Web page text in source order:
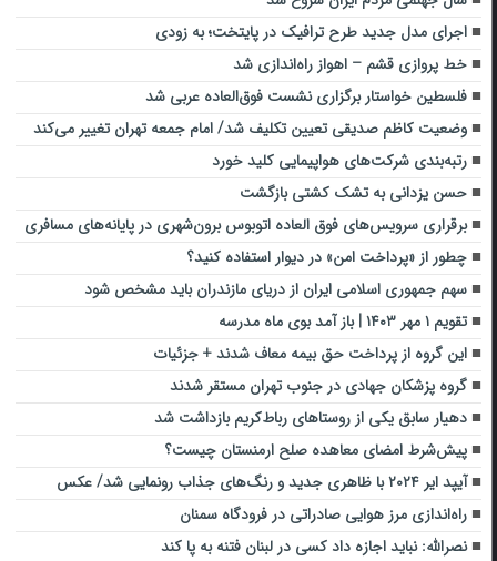
اجرای مدل جدید طرح ترافیک در پایتخت؛ به‌ زودی
خط پروازی قشم – اهواز راه‌اندازی شد
فلسطین خواستار برگزاری نشست فوق‌العاده عربی شد
وضعیت کاظم صدیقی تعیین تکلیف شد/ امام جمعه تهران تغییر می‌کند
رتبه‌بندی شرکت‌های هواپیمایی کلید خورد
حسن یزدانی به تشک کشتی بازگشت
برقراری سرویس‌های فوق العاده اتوبوس برون‌شهری در پایانه‌های مسافری
چطور از «پرداخت امن» در دیوار استفاده کنید؟
سهم جمهوری اسلامی ایران از دریای مازندران باید مشخص شود
تقویم ۱ مهر ۱۴۰۳ | باز آمد بوی ماه مدرسه
این گروه از پرداخت حق بیمه معاف شدند + جزئیات
گروه پزشکان جهادی در جنوب تهران مستقر شدند
دهیار سابق یکی از روستاهای رباط‌کریم بازداشت شد
پیش‌شرط امضای معاهده صلح ارمنستان چیست؟
آیپد ایر ۲۰۲۴ با ظاهری جدید و رنگ‌های جذاب رونمایی شد/ عکس
راه‌اندازی مرز هوایی صادراتی در فرودگاه سمنان
نصرالله: نباید اجازه داد کسی در لبنان فتنه به پا کند